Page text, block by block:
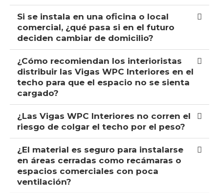
Si se instala en una oficina o local
comercial, ¿qué pasa si en el futuro
deciden cambiar de domicilio?
¿Cómo recomiendan los interioristas
distribuir las Vigas WPC Interiores en el
techo para que el espacio no se sienta
cargado?
¿Las Vigas WPC Interiores no corren el
riesgo de colgar el techo por el peso?
¿El material es seguro para instalarse
en áreas cerradas como recámaras o
espacios comerciales con poca
ventilación?